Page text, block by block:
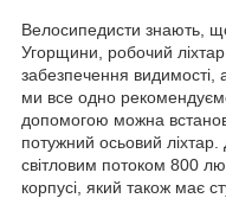
Велосипедисти знають,
Угорщини, робочий
забезпечення видимості,
ми все одно
допомогою можна
потужний осьовий ліхтар.
світловим потоком 800
корпусі, який також має